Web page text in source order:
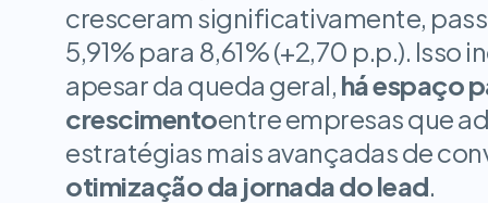
cresceram significativamente,
5,91% para 8,61% (+2,70 p.p.). Isso
apesar da queda geral, há espaço
crescimentoentre empresas que
estratégias mais avançadas de
otimização da jornada do lead.